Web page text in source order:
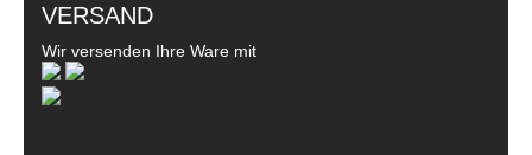
VERSAND
Wir versenden Ihre Ware mit